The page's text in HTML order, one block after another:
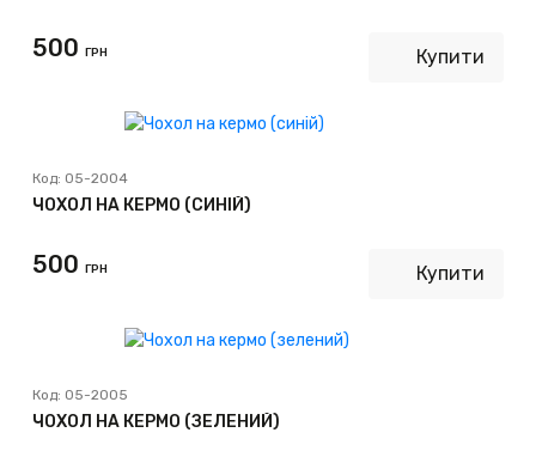
500 ГРН Купити
Код: 05-2004
ЧОХОЛ НА КЕРМО (СИНІЙ)
500 ГРН Купити
Код: 05-2005
ЧОХОЛ НА КЕРМО (ЗЕЛЕНИЙ)